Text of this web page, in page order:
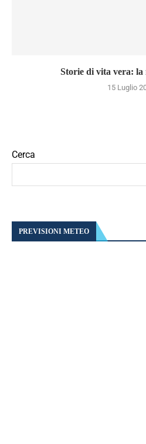
Storie di vita vera: la
15 Luglio
Cerca
PREVISIONI METEO